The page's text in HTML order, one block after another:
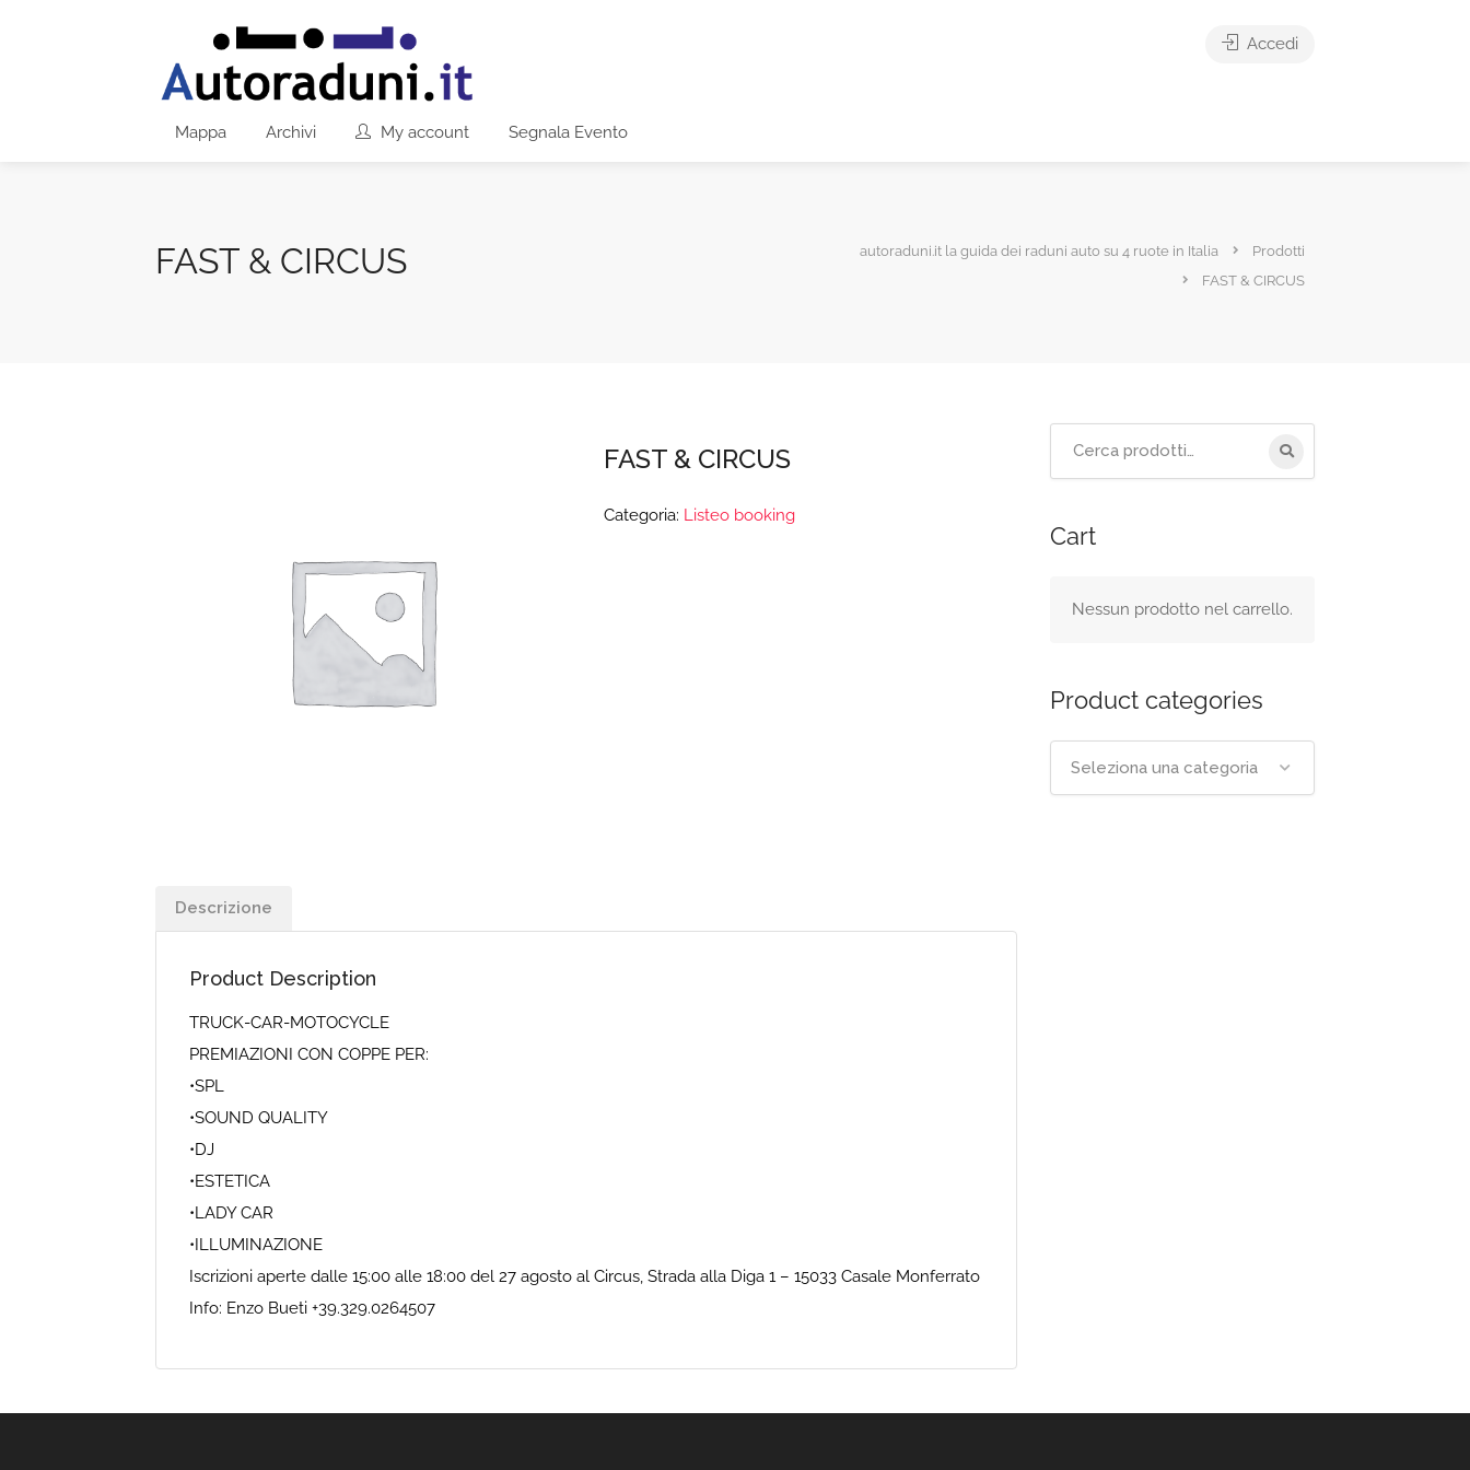
Mappa Archivi My account Segnala Evento
Accedi
FAST & CIRCUS autoraduni.it la guida dei raduni auto su 4 ruote in Italia
Prodotti
FAST & CIRCUS
FAST & CIRCUS
Categoria: Listeo booking
Descrizione
Product Description
TRUCK-CAR-MOTOCYCLE
PREMIAZIONI CON COPPE PER:
•SPL
•SOUND QUALITY
•DJ
•ESTETICA
•LADY CAR
•ILLUMINAZIONE
Iscrizioni aperte dalle 15:00 alle 18:00 del 27 agosto al Circus, Strada alla Diga 1 – 15033 Casale Monferrato
Info: Enzo Bueti +39.329.0264507
Cart
Nessun prodotto nel carrello.
Product categories
Seleziona una categoria